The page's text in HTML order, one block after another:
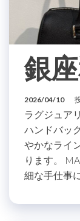
銀
2026/04/10
ラグジュア
ハンドバッ
やかなライ
ります。
細な手仕事